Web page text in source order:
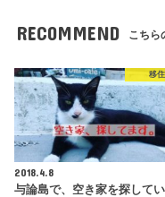
RECOMMEND こちら
移住
2018.4.8
与論島で、空き家を探して